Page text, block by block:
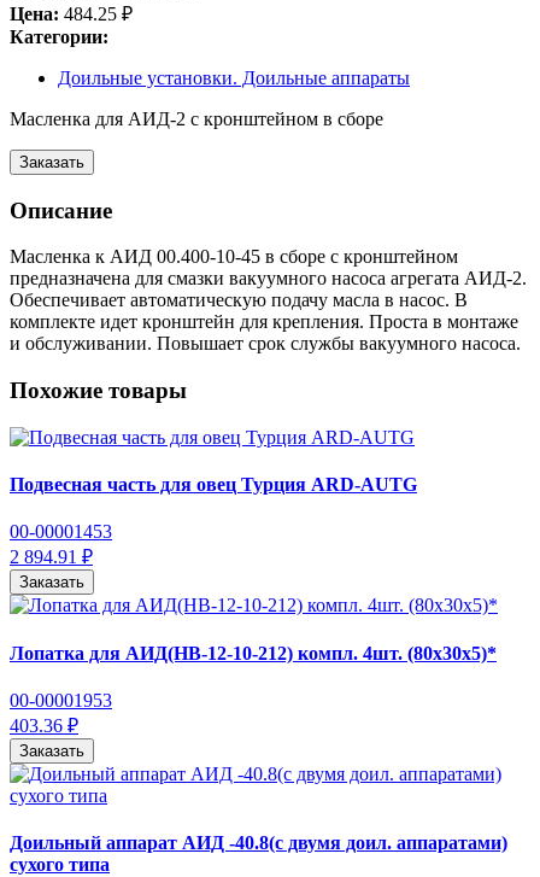
Цена: 484.25 ₽
Категории:
Доильные установки. Доильные аппараты
Масленка для АИД-2 с кронштейном в сборе
Заказать
Описание
Масленка к АИД 00.400-10-45 в сборе с кронштейном
предназначена для смазки вакуумного насоса агрегата АИД-2.
Обеспечивает автоматическую подачу масла в насос. В
комплекте идет кронштейн для крепления. Проста в монтаже
и обслуживании. Повышает срок службы вакуумного насоса.
Похожие товары
Подвесная часть для овец Турция ARD-AUTG
00-00001453
2 894.91 ₽
Заказать
Лопатка для АИД(НВ-12-10-212) компл. 4шт. (80х30х5)*
00-00001953
403.36 ₽
Заказать
Доильный аппарат АИД -40.8(с двумя доил. аппаратами)
сухого типа